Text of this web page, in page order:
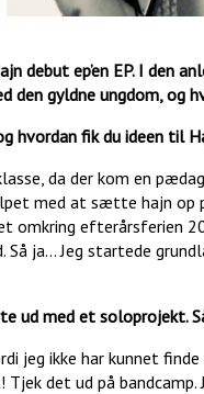
debut ep’en EP. I den
den gyldne ungdom, og
hvordan fik du ideen til
da der kom en
med at sætte hajn op
omkring efterårsferien
Så ja... Jeg startede
ud med et soloprojekt.
jeg ikke har kunnet
Tjek det ud på